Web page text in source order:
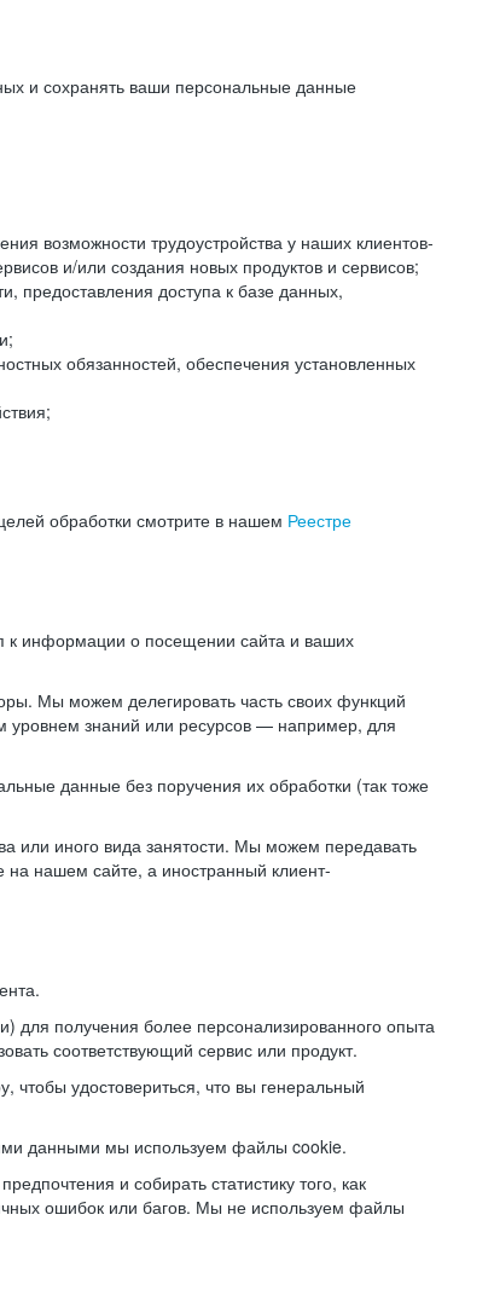
и сохранять ваши персональные данные
возможности трудоустройства у наших клиентов-
и/или создания новых продуктов и сервисов;
предоставления доступа к базе данных,
обязанностей, обеспечения установленных
обработки смотрите в нашем Реестре
к информации о посещении сайта и ваших
Мы можем делегировать часть своих функций
уровнем знаний или ресурсов — например, для
данные без поручения их обработки (так тоже
или иного вида занятости. Мы можем передавать
нашем сайте, а иностранный клиент-
для получения более персонализированного опыта
соответствующий сервис или продукт.
удостовериться, что вы генеральный
данными мы используем файлы cookie.
и собирать статистику того, как
ошибок или багов. Мы не используем файлы